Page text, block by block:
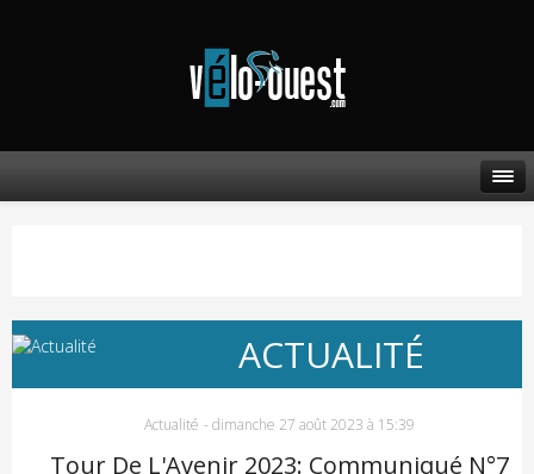
ACTUALITÉ
Actualité - dimanche 27 août 2023 à 15:39
Tour De L'Avenir 2023: Communiqué N°7